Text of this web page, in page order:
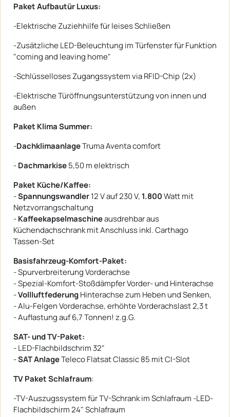
Paket Aufbautür Luxus:
-Elektrische Zuziehhilfe für leises Schließen
-Zusätzliche LED-Beleuchtung im Türfenster für Funktion
"coming and leaving home"
-Schlüsselloses Zugangssystem via RFID-Chip (2x)
-Elektrische Türöffnungsunterstützung von innen und
außen
Paket Klima Summer:
-DachklimaanlageTruma Aventa comfort
-Dachmarkise5,50 m elektrisch
Paket Küche/Kaffee:
-Spannungswandler12 V auf 230 V, 1.800Watt mit
Netzvorrangschaltung
-Kaffeekapselmaschineausdrehbar aus
Küchendachschrank mit Anschluss inkl. Carthago
Tassen-Set
Basisfahrzeug-Komfort-Paket:
- Spurverbreiterung Vorderachse
- Spezial-Komfort-Stoßdämpfer Vorder- und Hinterachse
-VollluftfederungHinterachse zum Heben und Senken,
- Alu-Felgen Vorderachse, erhöhte Vorderachslast 2,3 t
- Auflastung auf 6,7 Tonnen! z.g.G.
SAT- und TV-Paket:
- LED-Flachbildschrim 32"
-SAT AnlageTeleco Flatsat Classic 85 mit CI-Slot
TV Paket Schlafraum:
-TV-Auszugssystem für TV-Schrank im Schlafraum -LED-
Flachbildschirm 24" Schlafraum